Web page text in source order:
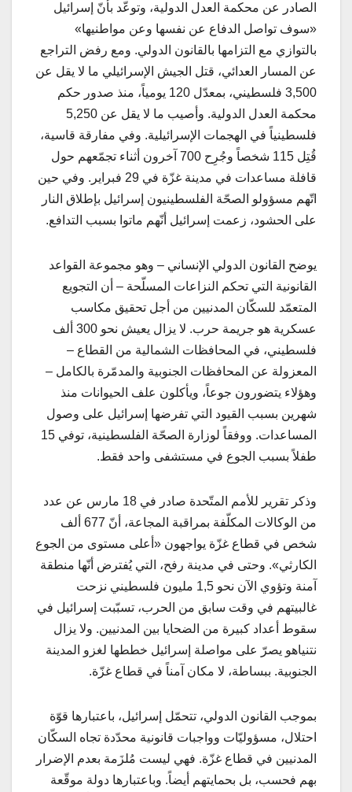
الصادر عن محكمة العدل الدولية، وتوعّد بأنّ إسرائيل
«سوف تواصل الدفاع عن نفسها وعن مواطنيها»
بالتوازي مع التزامها بالقانون الدولي. ومع رفض التراجع
عن المسار العدائي، قتل الجيش الإسرائيلي ما لا يقل عن
3,500 فلسطيني، بمعدّل 120 يومياً، منذ صدور حكم
محكمة العدل الدولية. وأصيب ما لا يقل عن 5,250
فلسطينياً في الهجمات الإسرائيلية. وفي مفارقة قاسية،
قُتِل 115 شخصاً وجُرِح 700 آخرون أثناء تجمّعهم حول
قافلة مساعدات في مدينة غزّة في 29 فبراير. وفي حين
اتّهم مسؤولو الصحّة الفلسطينيون إسرائيل بإطلاق النار
على الحشود، زعمت إسرائيل أنّهم ماتوا بسبب التدافع.
يوضح القانون الدولي الإنساني – وهو مجموعة القواعد
القانونية التي تحكم النزاعات المسلّحة – أن التجويع
المتعمّد للسكّان المدنيين من أجل تحقيق مكاسب
عسكرية هو جريمة حرب. لا يزال يعيش نحو 300 ألف
فلسطيني، في المحافظات الشمالية من القطاع –
المعزولة عن المحافظات الجنوبية والمدمّرة بالكامل –
وهؤلاء يتضورون جوعاً، ويأكلون علف الحيوانات منذ
شهرين بسبب القيود التي تفرضها إسرائيل على وصول
المساعدات. ووفقاً لوزارة الصحّة الفلسطينية، توفي 15
طفلاً بسبب الجوع في مستشفى واحد فقط.
وذكر تقرير للأمم المتّحدة صادر في 18 مارس عن عدد
من الوكالات المكلّفة بمراقبة المجاعة، أنّ 677 ألف
شخص في قطاع غزّة يواجهون «أعلى مستوى من الجوع
الكارثي». وحتى في مدينة رفح، التي يُفترض أنّها منطقة
آمنة وتؤوي الآن نحو 1,5 مليون فلسطيني نزحت
غالبيتهم في وقت سابق من الحرب، تسبّبت إسرائيل في
سقوط أعداد كبيرة من الضحايا بين المدنيين. ولا يزال
نتنياهو يصرّ على مواصلة إسرائيل خططها لغزو المدينة
الجنوبية. ببساطة، لا مكان آمناً في قطاع غزّة.
بموجب القانون الدولي، تتحمّل إسرائيل، باعتبارها قوّة
احتلال، مسؤوليّات وواجبات قانونية محدّدة تجاه السكّان
المدنيين في قطاع غزّة. فهي ليست مُلزَمة بعدم الإضرار
بهم فحسب، بل بحمايتهم أيضاً. وباعتبارها دولة موقّعة